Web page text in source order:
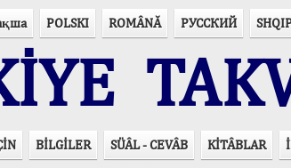
POLSKI ROMÂNĂ РУССКИЙ
BİLGİLER SÜÂL - CEVÂB KİTÂBLAR